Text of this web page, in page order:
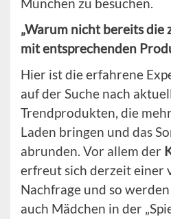
München zu besuchen.
„Warum nicht bereits
mit entsprechenden
Hier ist die erfahrene
auf der Suche nach
Trendprodukten, die
Laden bringen und das
abrunden. Vor allem der
erfreut sich derzeit einer
Nachfrage und so
auch Mädchen in der